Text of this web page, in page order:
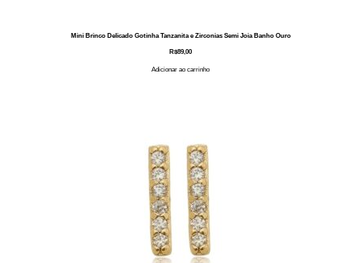
Mini Brinco Delicado Gotinha Tanzanita e Zirconias Semi Joia Banho Ouro
R$89,00
Adicionar ao carrinho